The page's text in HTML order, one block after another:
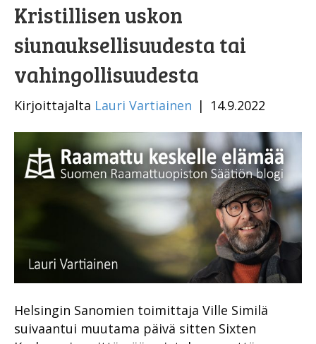
Kristillisen uskon
siunauksellisuudesta tai
vahingollisuudesta
Kirjoittajalta Lauri Vartiainen | 14.9.2022
Helsingin Sanomien toimittaja Ville Similä
suivaantui muutama päivä sitten Sixten